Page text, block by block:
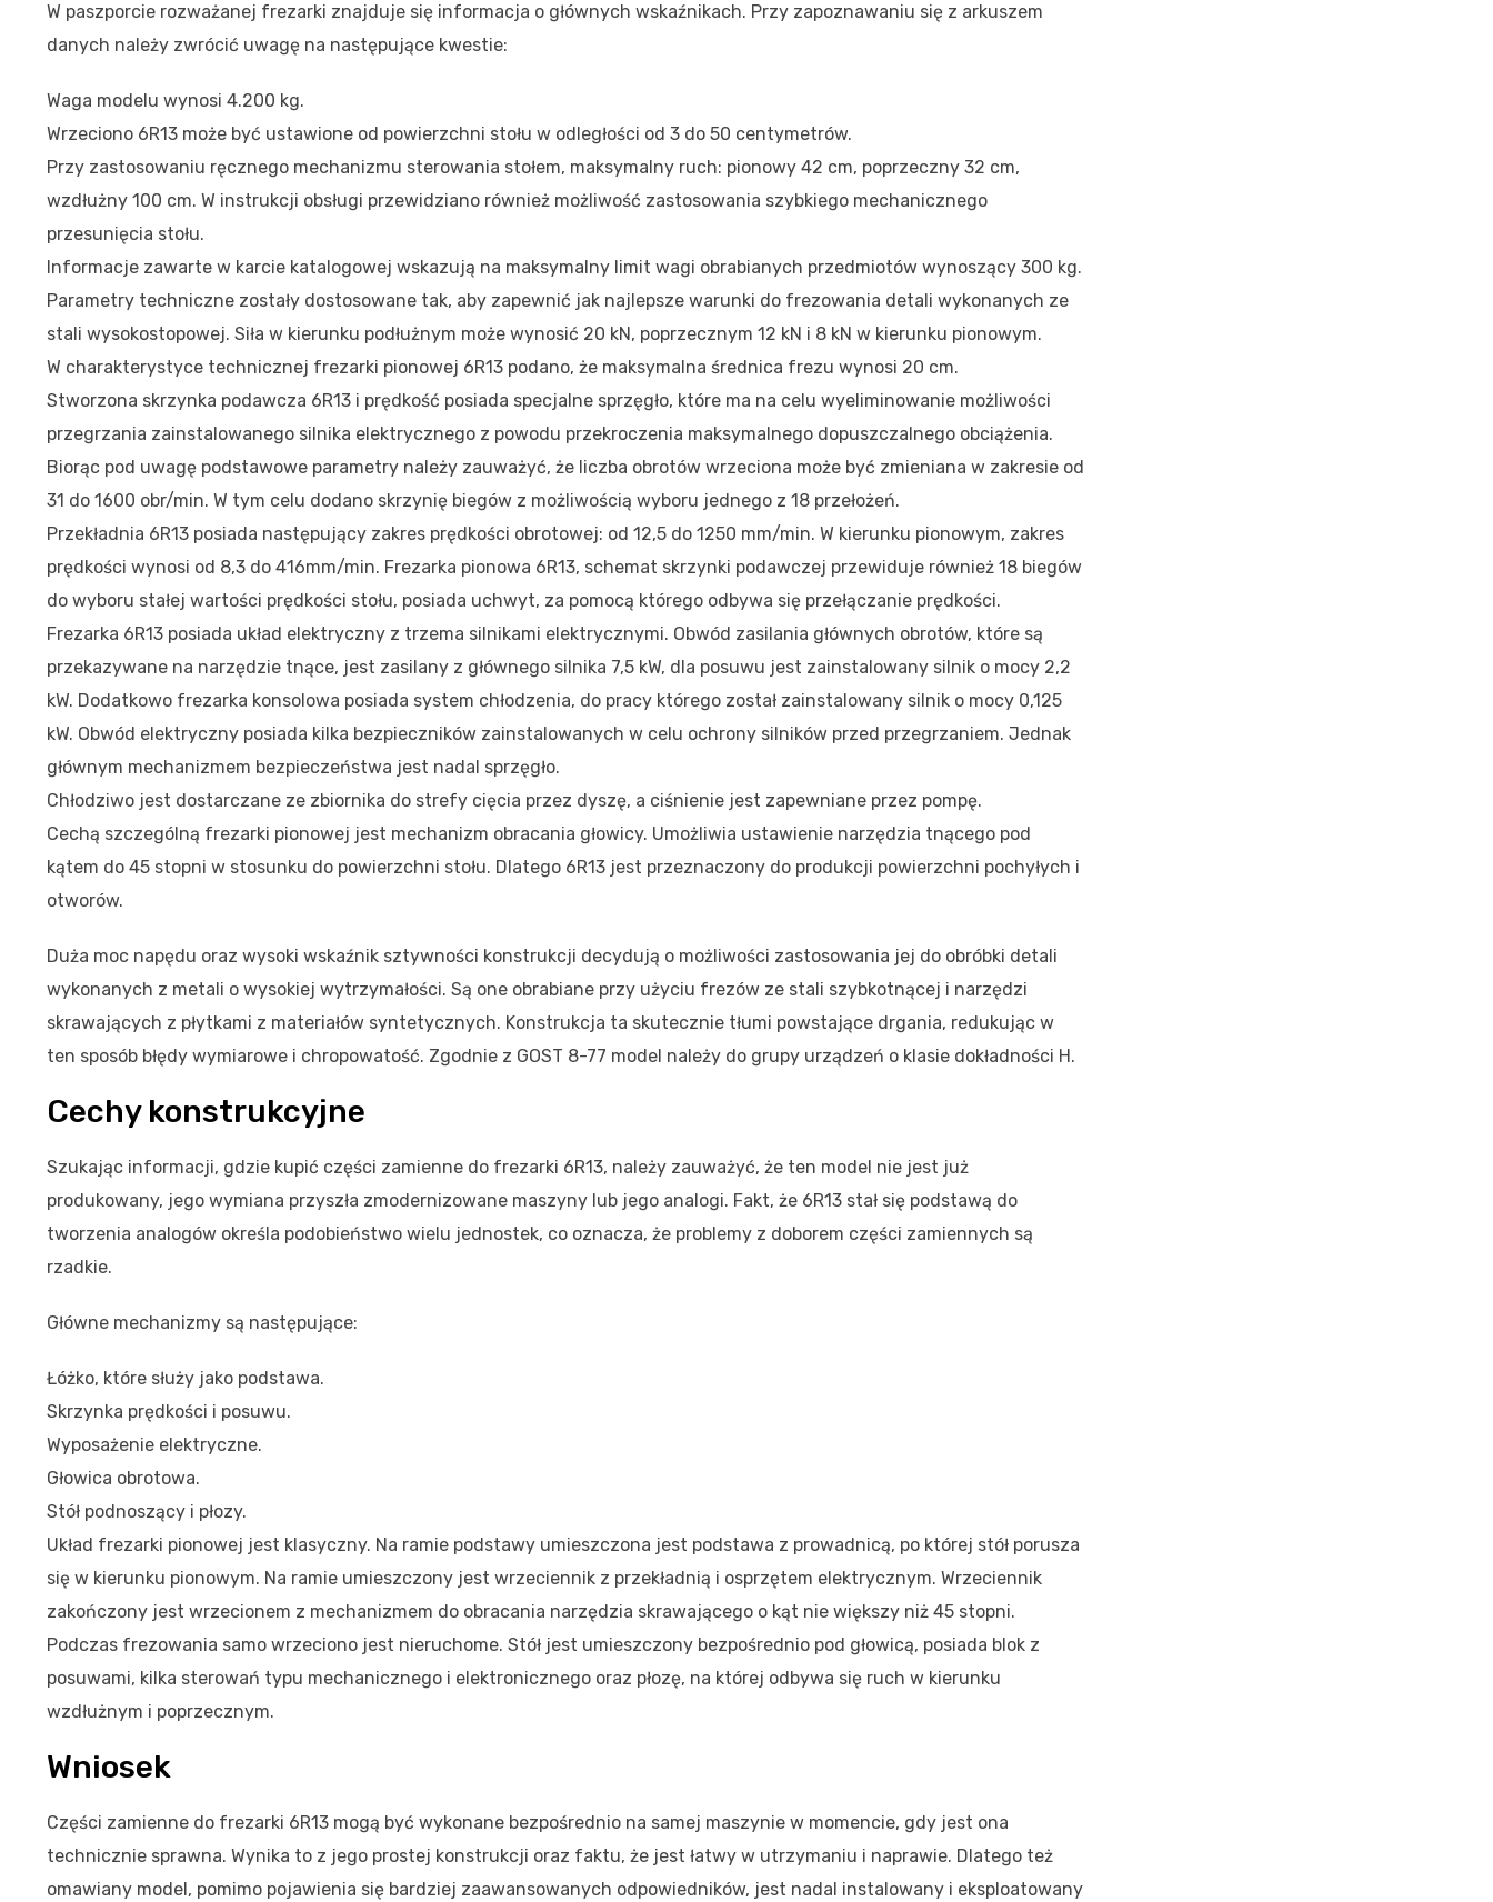
W paszporcie rozważanej frezarki znajduje się informacja o głównych wskaźnikach. Przy zapoznawaniu się z arkuszem
danych należy zwrócić uwagę na następujące kwestie:
Waga modelu wynosi 4.200 kg.
Wrzeciono 6R13 może być ustawione od powierzchni stołu w odległości od 3 do 50 centymetrów.
Przy zastosowaniu ręcznego mechanizmu sterowania stołem, maksymalny ruch: pionowy 42 cm, poprzeczny 32 cm,
wzdłużny 100 cm. W instrukcji obsługi przewidziano również możliwość zastosowania szybkiego mechanicznego
przesunięcia stołu.
Informacje zawarte w karcie katalogowej wskazują na maksymalny limit wagi obrabianych przedmiotów wynoszący 300 kg.
Parametry techniczne zostały dostosowane tak, aby zapewnić jak najlepsze warunki do frezowania detali wykonanych ze
stali wysokostopowej. Siła w kierunku podłużnym może wynosić 20 kN, poprzecznym 12 kN i 8 kN w kierunku pionowym.
W charakterystyce technicznej frezarki pionowej 6R13 podano, że maksymalna średnica frezu wynosi 20 cm.
Stworzona skrzynka podawcza 6R13 i prędkość posiada specjalne sprzęgło, które ma na celu wyeliminowanie możliwości
przegrzania zainstalowanego silnika elektrycznego z powodu przekroczenia maksymalnego dopuszczalnego obciążenia.
Biorąc pod uwagę podstawowe parametry należy zauważyć, że liczba obrotów wrzeciona może być zmieniana w zakresie od
31 do 1600 obr/min. W tym celu dodano skrzynię biegów z możliwością wyboru jednego z 18 przełożeń.
Przekładnia 6R13 posiada następujący zakres prędkości obrotowej: od 12,5 do 1250 mm/min. W kierunku pionowym, zakres
prędkości wynosi od 8,3 do 416mm/min. Frezarka pionowa 6R13, schemat skrzynki podawczej przewiduje również 18 biegów
do wyboru stałej wartości prędkości stołu, posiada uchwyt, za pomocą którego odbywa się przełączanie prędkości.
Frezarka 6R13 posiada układ elektryczny z trzema silnikami elektrycznymi. Obwód zasilania głównych obrotów, które są
przekazywane na narzędzie tnące, jest zasilany z głównego silnika 7,5 kW, dla posuwu jest zainstalowany silnik o mocy 2,2
kW. Dodatkowo frezarka konsolowa posiada system chłodzenia, do pracy którego został zainstalowany silnik o mocy 0,125
kW. Obwód elektryczny posiada kilka bezpieczników zainstalowanych w celu ochrony silników przed przegrzaniem. Jednak
głównym mechanizmem bezpieczeństwa jest nadal sprzęgło.
Chłodziwo jest dostarczane ze zbiornika do strefy cięcia przez dyszę, a ciśnienie jest zapewniane przez pompę.
Cechą szczególną frezarki pionowej jest mechanizm obracania głowicy. Umożliwia ustawienie narzędzia tnącego pod
kątem do 45 stopni w stosunku do powierzchni stołu. Dlatego 6R13 jest przeznaczony do produkcji powierzchni pochyłych i
otworów.
Duża moc napędu oraz wysoki wskaźnik sztywności konstrukcji decydują o możliwości zastosowania jej do obróbki detali
wykonanych z metali o wysokiej wytrzymałości. Są one obrabiane przy użyciu frezów ze stali szybkotnącej i narzędzi
skrawających z płytkami z materiałów syntetycznych. Konstrukcja ta skutecznie tłumi powstające drgania, redukując w
ten sposób błędy wymiarowe i chropowatość. Zgodnie z GOST 8-77 model należy do grupy urządzeń o klasie dokładności H.
Cechy konstrukcyjne
Szukając informacji, gdzie kupić części zamienne do frezarki 6R13, należy zauważyć, że ten model nie jest już
produkowany, jego wymiana przyszła zmodernizowane maszyny lub jego analogi. Fakt, że 6R13 stał się podstawą do
tworzenia analogów określa podobieństwo wielu jednostek, co oznacza, że problemy z doborem części zamiennych są
rzadkie.
Główne mechanizmy są następujące:
Łóżko, które służy jako podstawa.
Skrzynka prędkości i posuwu.
Wyposażenie elektryczne.
Głowica obrotowa.
Stół podnoszący i płozy.
Układ frezarki pionowej jest klasyczny. Na ramie podstawy umieszczona jest podstawa z prowadnicą, po której stół porusza
się w kierunku pionowym. Na ramie umieszczony jest wrzeciennik z przekładnią i osprzętem elektrycznym. Wrzeciennik
zakończony jest wrzecionem z mechanizmem do obracania narzędzia skrawającego o kąt nie większy niż 45 stopni.
Podczas frezowania samo wrzeciono jest nieruchome. Stół jest umieszczony bezpośrednio pod głowicą, posiada blok z
posuwami, kilka sterowań typu mechanicznego i elektronicznego oraz płozę, na której odbywa się ruch w kierunku
wzdłużnym i poprzecznym.
Wniosek
Części zamienne do frezarki 6R13 mogą być wykonane bezpośrednio na samej maszynie w momencie, gdy jest ona
technicznie sprawna. Wynika to z jego prostej konstrukcji oraz faktu, że jest łatwy w utrzymaniu i naprawie. Dlatego też
omawiany model, pomimo pojawienia się bardziej zaawansowanych odpowiedników, jest nadal instalowany i eksploatowany